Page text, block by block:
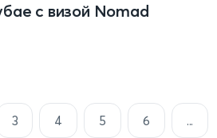
с визой Nomad
3 4 5 6 ...